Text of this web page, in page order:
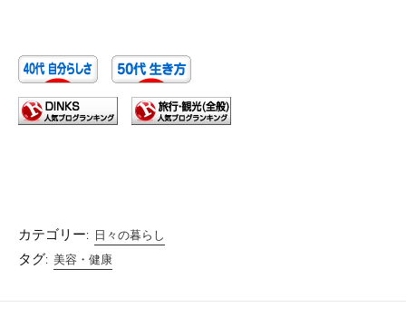
カテゴリー: 日々の暮らし
タグ: 美容・健康